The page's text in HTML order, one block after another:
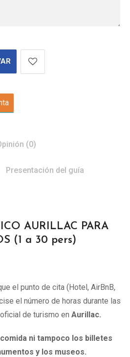
(0)
Presentación del guía
AURILLAC PARA
(1 a 30 pers)
el punto de cita (Hotel, AirBnB,
el número de horas durante las
de turismo en Aurillac.
ni tampoco los billetes
y los museos.